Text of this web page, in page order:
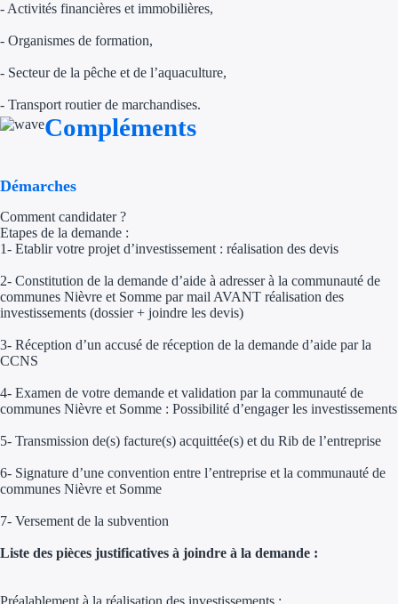
Aides Région
Aides Région
Couvertures
Aides Nationales
Aides Européennes
Recherche autonome
Accompagnement
- Activités financières et immobilières,
- Organismes de formation,
- Secteur de la pêche et de l’aquaculture,
- Transport routier de marchandises.
Compléments
Démarches
Comment candidater ?
Etapes de la demande :
1- Etablir votre projet d’investissement : réalisation des devis
2- Constitution de la demande d’aide à adresser à la communauté de
communes Nièvre et Somme par mail AVANT réalisation des
investissements (dossier + joindre les devis)
3- Réception d’un accusé de réception de la demande d’aide par la
CCNS
4- Examen de votre demande et validation par la communauté de
communes Nièvre et Somme : Possibilité d’engager les investissements
5- Transmission de(s) facture(s) acquittée(s) et du Rib de l’entreprise
6- Signature d’une convention entre l’entreprise et la communauté de
communes Nièvre et Somme
7- Versement de la subvention
Liste des pièces justificatives à joindre à la demande :